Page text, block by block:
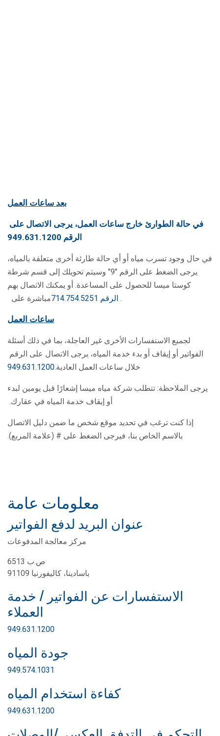
بعد ساعات العمل
في حالة الطوارئ خارج ساعات العمل، يرجى الاتصال على
الرقم 949.631.1200
في حال وجود تسرب مياه أو أي حالة طارئة أخرى متعلقة بالمياه،
يرجى الضغط على الرقم "9" وسيتم تحويلك إلى قسم شرطة
كوستا ميسا للحصول على المساعدة. أو يمكنك الاتصال بهم
مباشرة على
الرقم 714.754.5251
ساعات العمل
لجميع الاستفسارات الأخرى غير العاجلة، بما في ذلك أسئلة
الفواتير أو إيقاف أو بدء خدمة المياه، يرجى الاتصال على الرقم
949.631.1200خلال ساعات العمل العادية.
يرجى الملاحظة: تتطلب شركة مياه ميسا إشعارًا قبل يومين لبدء
أو إيقاف خدمة المياه في عقارك.
إذا كنت ترغب في تحديد موقع شخص ما ضمن دليل الاتصال
بالاسم الخاص بنا، فيرجى الضغط على # (علامة المربع).
معلومات عامة
عنوان البريد لدفع الفواتير
مركز معالجة المدفوعات
ص.ب 6513
باسادينا، كاليفورنيا 91109
الاستفسارات عن الفواتير / خدمة
العملاء
949.631.1200
جودة المياه
949.574.1031
كفاءة استخدام المياه
949.631.1200